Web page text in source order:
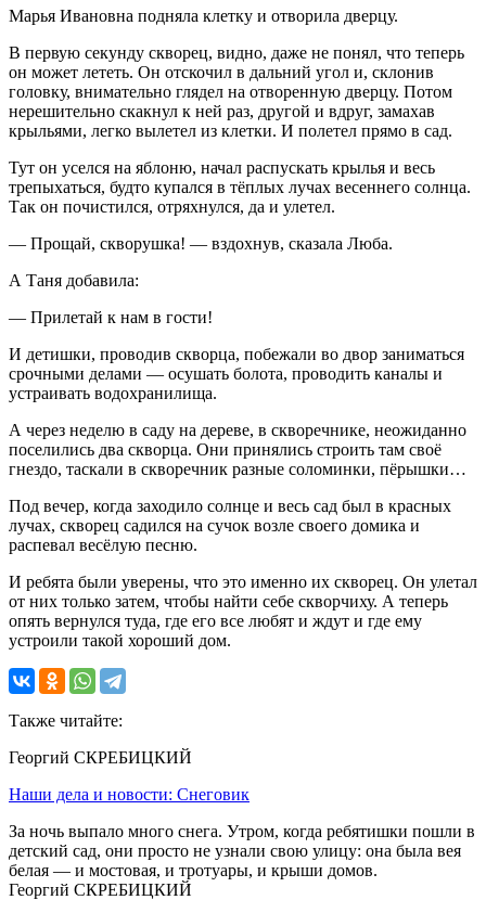
Марья Ивановна подняла клетку и отворила дверцу.
В первую секунду скворец, видно, даже не понял, что теперь
он может лететь. Он отскочил в дальний угол и, склонив
головку, внимательно глядел на отворенную дверцу. Потом
нерешительно скакнул к ней раз, другой и вдруг, замахав
крыльями, легко вылетел из клетки. И полетел прямо в сад.
Тут он уселся на яблоню, начал распускать крылья и весь
трепыхаться, будто купался в тёплых лучах весеннего солнца.
Так он почистился, отряхнулся, да и улетел.
— Прощай, скворушка! — вздохнув, сказала Люба.
А Таня добавила:
— Прилетай к нам в гости!
И детишки, проводив скворца, побежали во двор заниматься
срочными делами — осушать болота, проводить каналы и
устраивать водохранилища.
А через неделю в саду на дереве, в скворечнике, неожиданно
поселились два скворца. Они принялись строить там своё
гнездо, таскали в скворечник разные соломинки, пёрышки…
Под вечер, когда заходило солнце и весь сад был в красных
лучах, скворец садился на сучок возле своего домика и
распевал весёлую песню.
И ребята были уверены, что это именно их скворец. Он улетал
от них только затем, чтобы найти себе скворчиху. А теперь
опять вернулся туда, где его все любят и ждут и где ему
устроили такой хороший дом.
Также читайте:
Георгий СКРЕБИЦКИЙ
Наши дела и новости: Снеговик
За ночь выпало много снега. Утром, когда ребятишки пошли в
детский сад, они просто не узнали свою улицу: она была вея
белая — и мостовая, и тротуары, и крыши домов.
Георгий СКРЕБИЦКИЙ